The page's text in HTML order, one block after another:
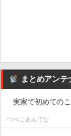
まとめアンテ
実家で初めての
つべこあんてな